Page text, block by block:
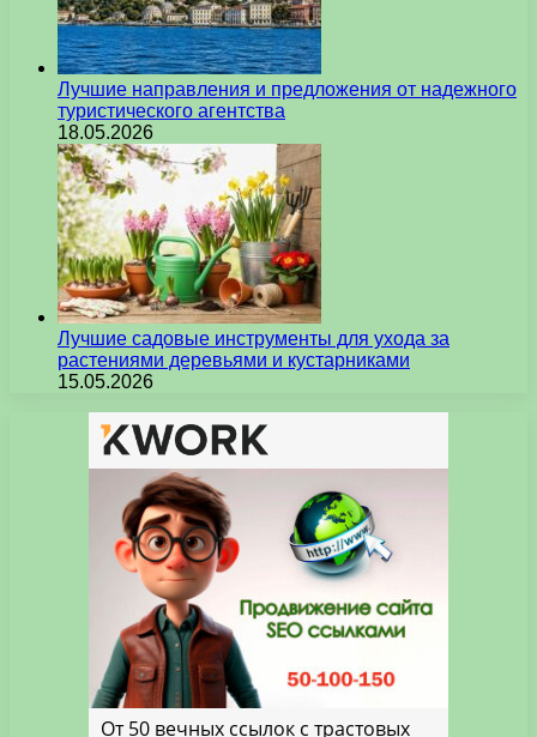
Лучшие направления и предложения от надежного
туристического агентства
18.05.2026
Лучшие садовые инструменты для ухода за
растениями деревьями и кустарниками
15.05.2026